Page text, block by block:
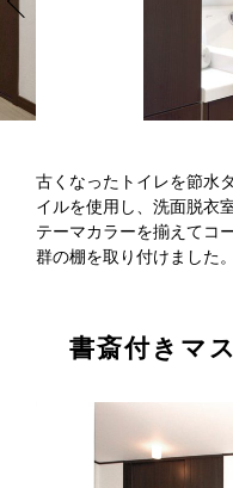
古くなったトイレを節水
イルを使用し、洗面脱衣
テーマカラーを揃えてコ
群の棚を取り付けました。
書斎付きマ